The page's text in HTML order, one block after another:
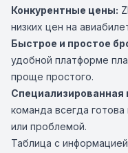
Конкурентные цены:
низких цен на
Быстрое и простое
удобной платформе
проще простого.
команда всегда
или проблемой.
Таблица с